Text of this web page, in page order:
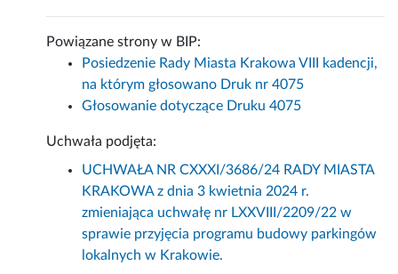
Powiązane strony w BIP:
Posiedzenie Rady Miasta Krakowa VIII kadencji,
na którym głosowano Druk nr 4075
Głosowanie dotyczące Druku 4075
Uchwała podjęta:
UCHWAŁA NR CXXXI/3686/24 RADY MIASTA
KRAKOWA z dnia 3 kwietnia 2024 r.
zmieniająca uchwałę nr LXXVIII/2209/22 w
sprawie przyjęcia programu budowy parkingów
lokalnych w Krakowie.